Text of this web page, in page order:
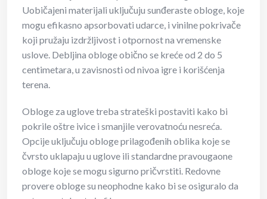
Uobičajeni materijali uključuju sunđeraste obloge, koje
mogu efikasno apsorbovati udarce, i vinilne pokrivače
koji pružaju izdržljivost i otpornost na vremenske
uslove. Debljina obloge obično se kreće od 2 do 5
centimetara, u zavisnosti od nivoa igre i korišćenja
terena.
Obloge za uglove treba strateški postaviti kako bi
pokrile oštre ivice i smanjile verovatnoću nesreća.
Opcije uključuju obloge prilagođenih oblika koje se
čvrsto uklapaju u uglove ili standardne pravougaone
obloge koje se mogu sigurno pričvrstiti. Redovne
provere obloge su neophodne kako bi se osiguralo da